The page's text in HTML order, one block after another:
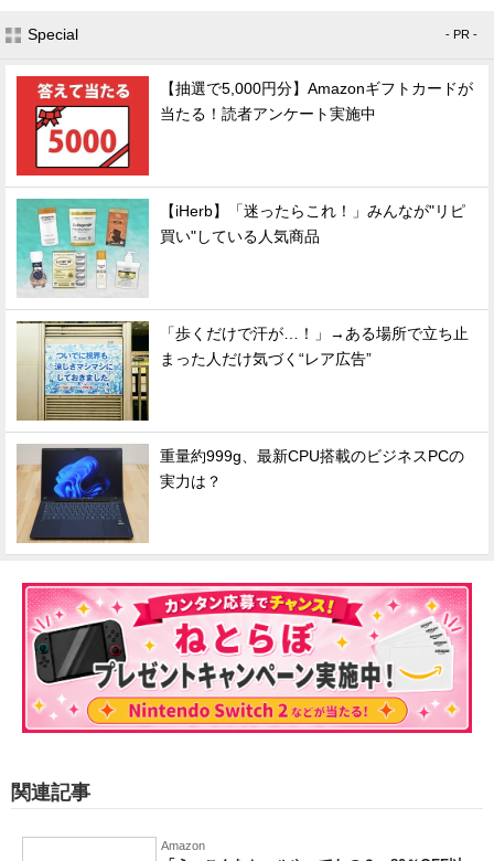
Special - PR -
【抽選で5,000円分】Amazonギフトカードが
当たる！読者アンケート実施中
【iHerb】「迷ったらこれ！」みんなが"リピ
買い"している人気商品
「歩くだけで汗が…！」→ある場所で立ち止
まった人だけ気づく“レア広告”
重量約999g、最新CPU搭載のビジネスPCの
実力は？
関連記事
Amazon